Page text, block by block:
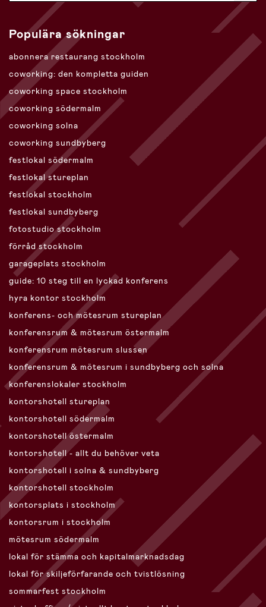
Populära sökningar
abonnera restaurang stockholm
coworking: den kompletta guiden
coworking space stockholm
coworking södermalm
coworking solna
coworking sundbyberg
festlokal södermalm
festlokal stureplan
festlokal stockholm
festlokal sundbyberg
fotostudio stockholm
förråd stockholm
garageplats stockholm
guide: 10 steg till en lyckad konferens
hyra kontor stockholm
konferens- och mötesrum stureplan
konferensrum & mötesrum östermalm
konferensrum mötesrum slussen
konferensrum & mötesrum i sundbyberg och solna
konferenslokaler stockholm
kontorshotell stureplan
kontorshotell södermalm
kontorshotell östermalm
kontorshotell - allt du behöver veta
kontorshotell i solna & sundbyberg
kontorshotell stockholm
kontorsplats i stockholm
kontorsrum i stockholm
mötesrum södermalm
lokal för stämma och kapitalmarknadsdag
lokal för skiljeförfarande och tvistlösning
sommarfest stockholm